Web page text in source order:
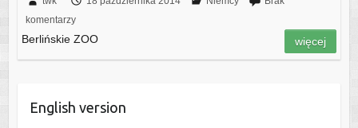
komentarzy
Berlińskie ZOO więcej
English version